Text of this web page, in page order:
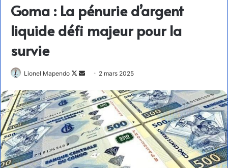
Goma : La pénurie d’argent
liquide défi majeur pour la
survie
Lionel Mapendo
Follow
X
Envoyer
courriel
2 mars 2025